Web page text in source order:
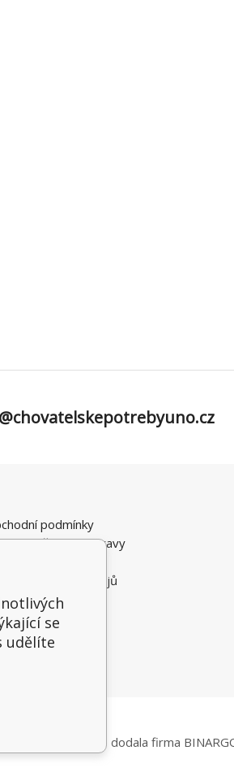
podmínky
a možnosti dopravy
osobních údajů
řád
Tento eshop dodala firma
se
udělíte